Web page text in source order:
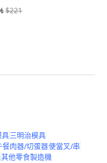
$221
具三明治模具
餐肉器/切蛋器便當叉/串
其他零食製造機